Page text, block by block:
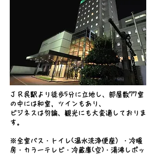
ＪＲ呉駅より徒歩5分に立地し、部屋数77室
の中には和室，ツインもあり、
ビジネスは勿論、観光にも大変適しておりま
す。
※全室バス・トイレ(温水洗浄便座）・冷暖
房・カラーテレビ・冷蔵庫(空)・湯沸しポッ